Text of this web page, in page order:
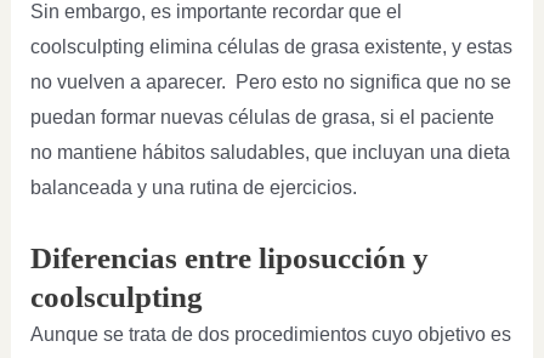
Sin embargo, es importante recordar que el
coolsculpting elimina células de grasa existente, y estas
no vuelven a aparecer. Pero esto no significa que no se
puedan formar nuevas células de grasa, si el paciente
no mantiene hábitos saludables, que incluyan una dieta
balanceada y una rutina de ejercicios.
Diferencias entre liposucción y
coolsculpting
Aunque se trata de dos procedimientos cuyo objetivo es